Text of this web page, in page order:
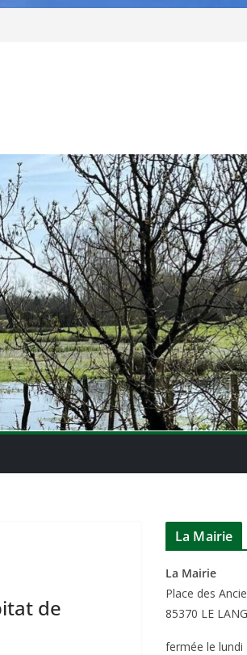
de
La Mairie
La Mairie
Place des
85370 LE
fermée le lundi